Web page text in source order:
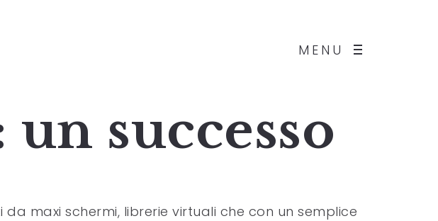
MENU
successo
maxi schermi, librerie virtuali che con un semplice